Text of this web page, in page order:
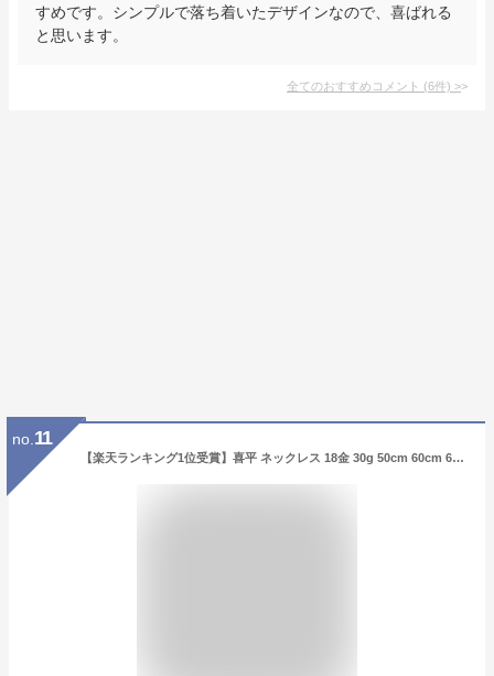
すめです。シンプルで落ち着いたデザインなので、喜ばれる
と思います。
全てのおすすめコメント (6件) >
no. 11
【楽天ランキング1位受賞】喜平 ネックレス 18金 30g 50cm 60cm 6面 ダブル 中留 シングル 造幣局検定マーク刻印入 ゴールド kn0jk61005 メンズ レディース 相場 キヘイ アクセサリー 贈り物 お祝い 記念 ギフト